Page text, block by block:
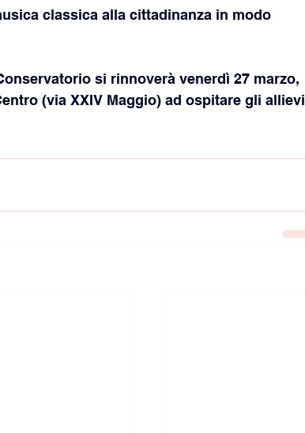
classica alla cittadinanza in modo
si rinnoverà venerdì 27 marzo,
(via XXIV Maggio) ad ospitare gli allievi